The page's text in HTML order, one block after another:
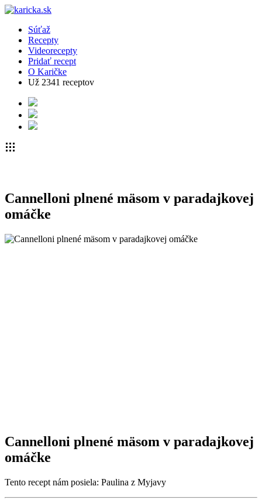
Súťaž
Recepty
Videorecepty
Pridať recept
O Karičke
Už 2341 receptov
Cannelloni plnené mäsom v paradajkovej
omáčke
Cannelloni plnené mäsom v paradajkovej
omáčke
Tento recept nám posiela: Paulina z Myjavy